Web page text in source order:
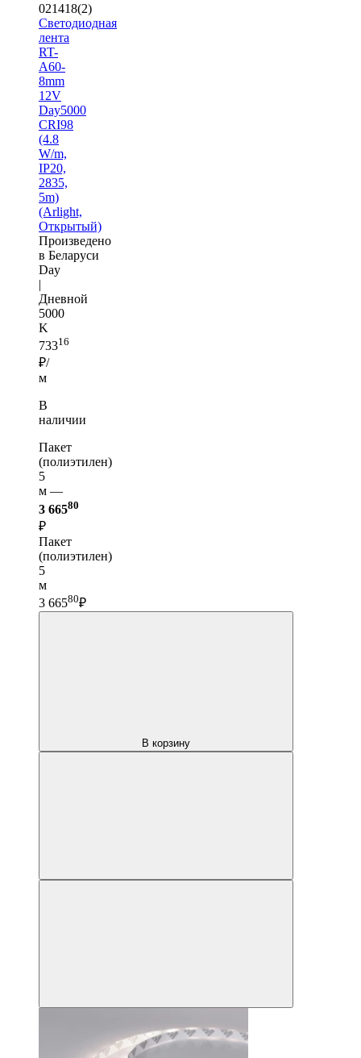
021418(2)
Светодиодная
лента
RT-
A60-
8mm
12V
Day5000
CRI98
(4.8
W/m,
IP20,
2835,
5m)
(Arlight,
Открытый)
Произведено
в Беларуси
Day
|
Дневной
5000
K
73316
₽/
м
В
наличии
Пакет
(полиэтилен)
5
м —
3 66580
₽
Пакет
(полиэтилен)
5
м
3 66580₽
В корзину